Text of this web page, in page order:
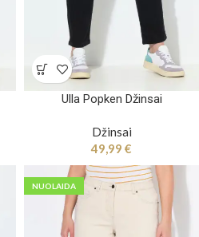
Ulla Popken Džinsai
Džinsai
49,99 €
NUOLAIDA